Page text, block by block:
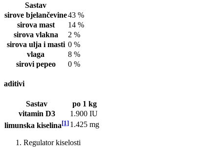
Sastav
sirove bjelančevine43 %
sirova mast
14 %
sirova vlakna
2 %
sirova ulja i masti 0 %
vlaga
8 %
sirovi pepeo
0 %
aditivi
Sastav
po 1 kg
vitamin D3
1.900 IU
limunska kiselina[1] 1.425 mg
Regulator kiselosti